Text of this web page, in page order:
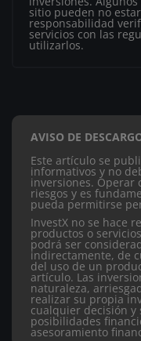
sitio pueden no
responsabilidad
servicios con las
utilizarlos.
AVISO DE
Este artículo se
informativos y no
inversiones. Operar
riesgos y es
pueda permitirse
InvestX no se hace
productos o
podrá ser
indirectamente, de
del uso de un
artículo. Las
naturaleza,
realizar su propia
cualquier decisión
posibilidades
asesoramiento